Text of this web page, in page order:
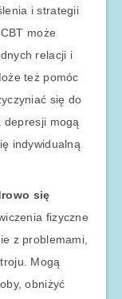
i strategii
może
relacji i
też pomóc
się do
mogą
indywidualną
się
fizyczne
z problemami,
Mogą
obniżyć